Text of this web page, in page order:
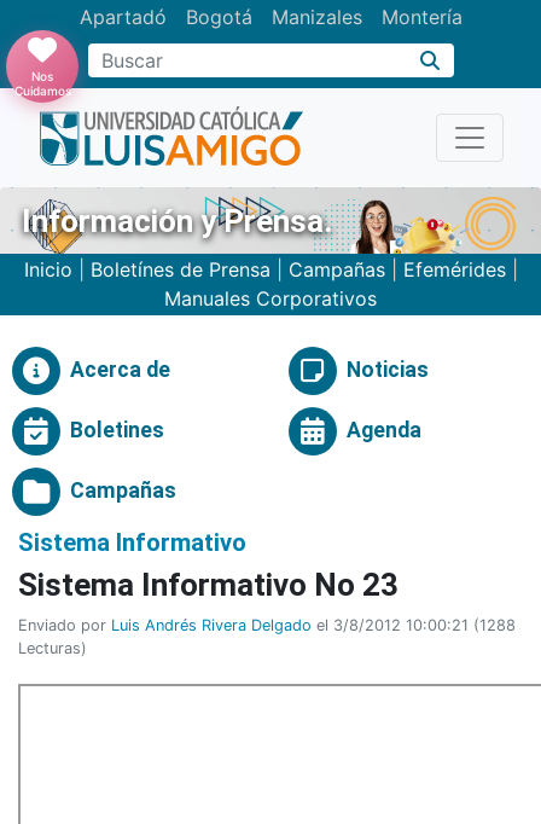
Apartadó Bogotá Manizales Montería
Buscar
Nos
Cuidamos
Información y Prensa.
Inicio Boletínes de Prensa Campañas| Efemérides|
Manuales Corporativos
Acerca de Noticias
Boletines Agenda
Campañas
Sistema Informativo
Sistema Informativo No 23
Enviado por Luis Andrés Rivera Delgado el 3/8/2012 10:00:21 (1288
Lecturas)